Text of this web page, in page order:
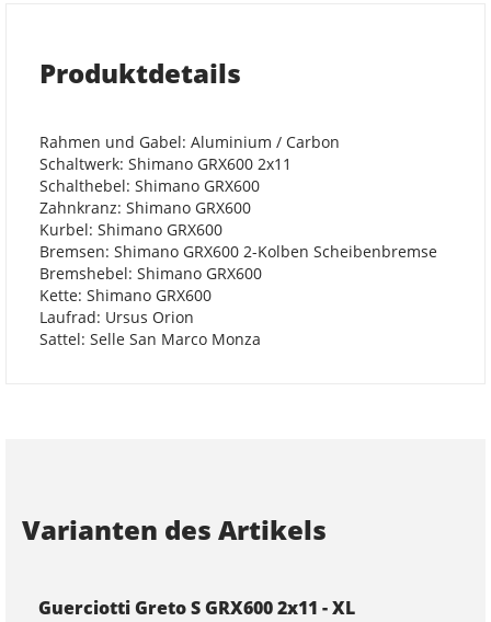
Produktdetails
Rahmen und Gabel: Aluminium / Carbon
Schaltwerk: Shimano GRX600 2x11
Schalthebel: Shimano GRX600
Zahnkranz: Shimano GRX600
Kurbel: Shimano GRX600
Bremsen: Shimano GRX600 2-Kolben Scheibenbremse
Bremshebel: Shimano GRX600
Kette: Shimano GRX600
Laufrad: Ursus Orion
Sattel: Selle San Marco Monza
Varianten des Artikels
Guerciotti Greto S GRX600 2x11 - XL